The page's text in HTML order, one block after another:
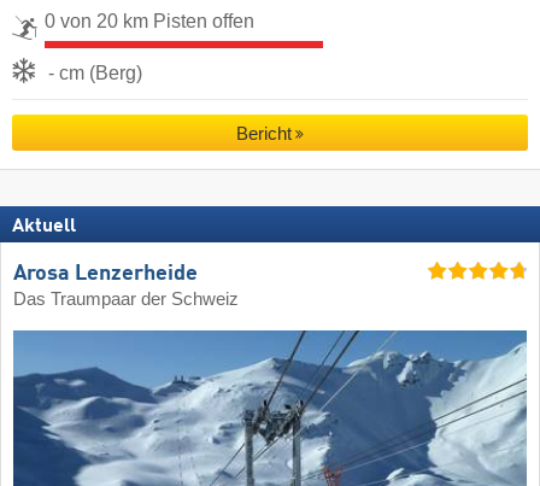
0 von 20 km Pisten offen
- cm (Berg)
Bericht
Aktuell
Arosa Lenzerheide
Das Traumpaar der Schweiz